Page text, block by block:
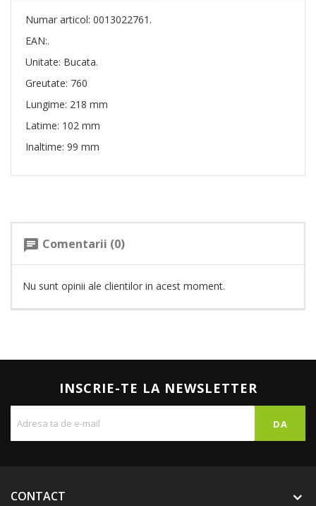
Numar articol: 0013022761.
EAN:.
Unitate: Bucata.
Greutate: 760
Lungime: 218 mm
Latime: 102 mm
Inaltime: 99 mm
chat Comentarii (0)
Nu sunt opinii ale clientilor in acest moment.
INSCRIE-TE LA NEWSLETTER
CONTACT